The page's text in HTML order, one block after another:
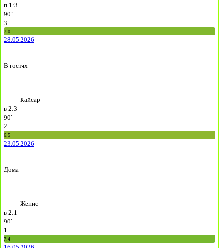
п 1:3
90`
3
7.0
28.05.2026
В гостях
Кайсар
в 2:3
90`
2
6.5
23.05.2026
Дома
Женис
в 2:1
90`
1
7.4